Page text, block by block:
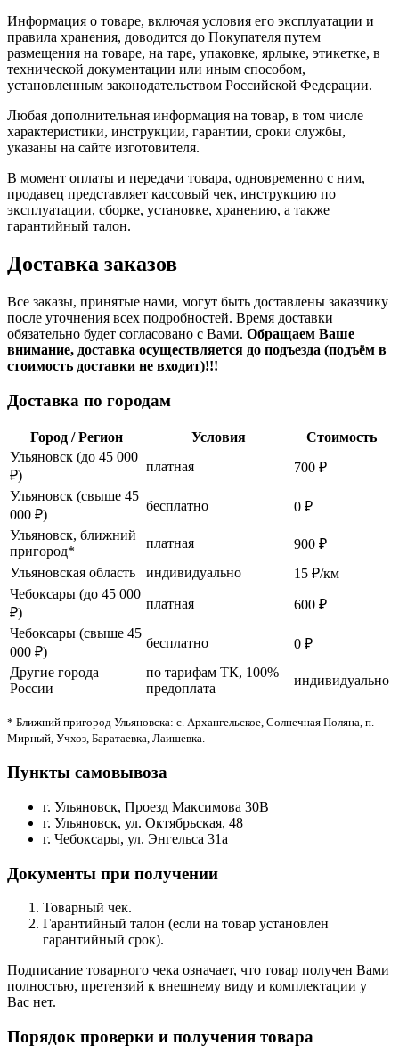
Информация о товаре, включая условия его эксплуатации и
правила хранения, доводится до Покупателя путем
размещения на товаре, на таре, упаковке, ярлыке, этикетке, в
технической документации или иным способом,
установленным законодательством Российской Федерации.
Любая дополнительная информация на товар, в том числе
характеристики, инструкции, гарантии, сроки службы,
указаны на сайте изготовителя.
В момент оплаты и передачи товара, одновременно с ним,
продавец представляет кассовый чек, инструкцию по
эксплуатации, сборке, установке, хранению, а также
гарантийный талон.
Доставка заказов
Все заказы, принятые нами, могут быть доставлены заказчику
после уточнения всех подробностей. Время доставки
обязательно будет согласовано с Вами. Обращаем Ваше
внимание, доставка осуществляется до подъезда (подъём в
стоимость доставки не входит)!!!
Доставка по городам
Город / Регион Условия
Стоимость
Ульяновск (до 45 000
₽)
платная
700 ₽
Ульяновск (свыше 45
000 ₽)
бесплатно
0 ₽
Ульяновск, ближний
пригород*
платная
900 ₽
Ульяновская область
индивидуально
15 ₽/км
Чебоксары (до 45 000
₽)
платная
600 ₽
Чебоксары (свыше 45
000 ₽)
бесплатно
0 ₽
Другие города
России
по тарифам ТК, 100%
предоплата
индивидуально
* Ближний пригород Ульяновска: с. Архангельское, Солнечная Поляна, п.
Мирный, Учхоз, Баратаевка, Лаишевка.
Пункты самовывоза
г. Ульяновск, Проезд Максимова 30В
г. Ульяновск, ул. Октябрьская, 48
г. Чебоксары, ул. Энгельса 31а
Документы при получении
Товарный чек.
Гарантийный талон (если на товар установлен
гарантийный срок).
Подписание товарного чека означает, что товар получен Вами
полностью, претензий к внешнему виду и комплектации у
Вас нет.
Порядок проверки и получения товара